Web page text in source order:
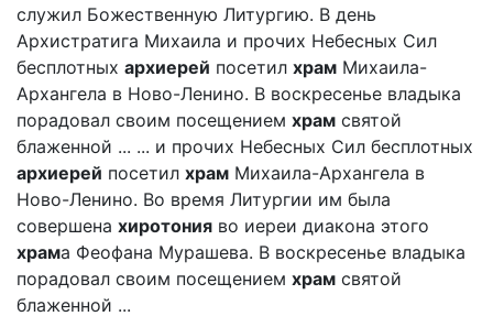
служил Божественную Литургию. В день
Архистратига Михаила и прочих Небесных Сил
бесплотных архиерей посетил храм Михаила-
Архангела в Ново-Ленино. В воскресенье владыка
порадовал своим посещением храм святой
блаженной ... ... и прочих Небесных Сил бесплотных
архиерей посетил храм Михаила-Архангела в
Ново-Ленино. Во время Литургии им была
совершена хиротония во иереи диакона этого
храма Феофана Мурашева. В воскресенье владыка
порадовал своим посещением храм святой
блаженной ...